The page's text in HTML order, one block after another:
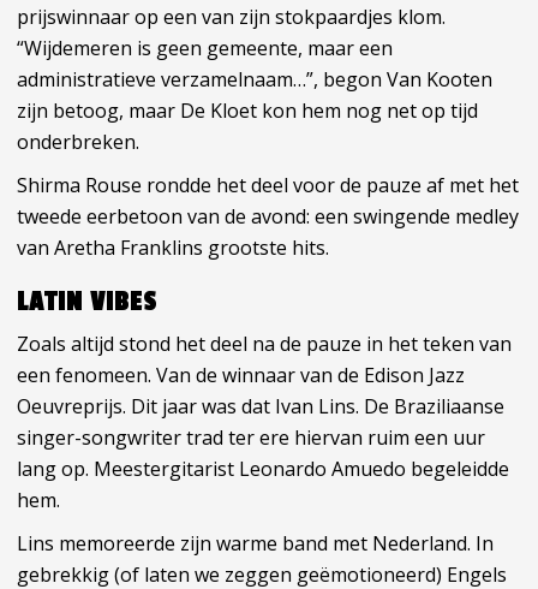
prijswinnaar op een van zijn stokpaardjes klom.
“Wijdemeren is geen gemeente, maar een
administratieve verzamelnaam…”, begon Van Kooten
zijn betoog, maar De Kloet kon hem nog net op tijd
onderbreken.
Shirma Rouse rondde het deel voor de pauze af met het
tweede eerbetoon van de avond: een swingende medley
van Aretha Franklins grootste hits.
LATIN VIBES
Zoals altijd stond het deel na de pauze in het teken van
een fenomeen. Van de winnaar van de Edison Jazz
Oeuvreprijs. Dit jaar was dat Ivan Lins. De Braziliaanse
singer-songwriter trad ter ere hiervan ruim een uur
lang op. Meestergitarist Leonardo Amuedo begeleidde
hem.
Lins memoreerde zijn warme band met Nederland. In
gebrekkig (of laten we zeggen geëmotioneerd) Engels